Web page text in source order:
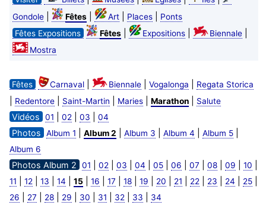
Gondole| Fêtes| Art| Places|
Ponts
Fêtes Expositions
Fêtes| Expositions| Biennale|
Mostra
Fêtes Carnaval| Biennale| Vogalonga Regata Storica
Redentore| Saint-Martin Maries| Marathon| Salute
Vidéos 01 02 03 04
Photos Album 1 Album 2 Album 3 Album 4 Album 5|
Album 6
Photos Album 2 01 02 03 04 05| 06 07 08| 09 10
11 12 13 14 15 16 17 18| 19 20 21 22 23 24 25|
26 27 28| 29 30 31 32 33 34